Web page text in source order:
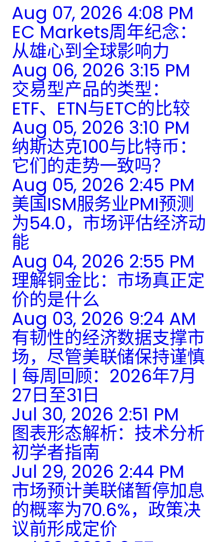
Aug 07, 2026 4:08 PM
EC Markets周年纪念：
从雄心到全球影响力
Aug 06, 2026 3:15 PM
交易型产品的类型：
ETF、ETN与ETC的比较
Aug 05, 2026 3:10 PM
纳斯达克100与比特币：
它们的走势一致吗？
Aug 05, 2026 2:45 PM
美国ISM服务业PMI预测
为54.0，市场评估经济动
能
Aug 04, 2026 2:55 PM
理解铜金比：市场真正定
价的是什么
Aug 03, 2026 9:24 AM
有韧性的经济数据支撑市
场，尽管美联储保持谨慎
| 每周回顾：2026年7月
27日至31日
Jul 30, 2026 2:51 PM
图表形态解析：技术分析
初学者指南
Jul 29, 2026 2:44 PM
市场预计美联储暂停加息
的概率为70.6%，政策决
议前形成定价